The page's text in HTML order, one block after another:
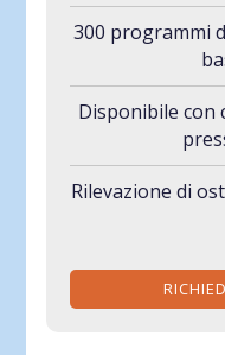
300 programmi
Disponibile con
Rilevazione di